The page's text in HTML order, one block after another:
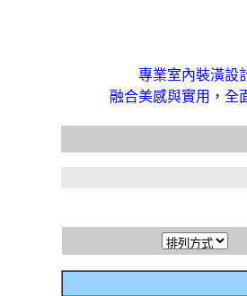
專業室內裝潢設
融合美感與實用，全